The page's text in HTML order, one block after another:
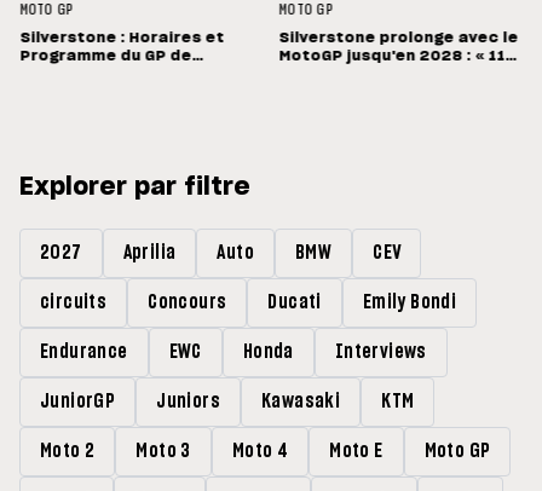
MOTO GP
Silverstone : Horaires et
Programme du GP de
MOTO GP
Silverstone prolonge avec le
MotoGP jusqu'en 2028 : « 11
Explorer par filtre
2027 Aprilia Auto BMW CEV
circuits Concours Ducati Emily Bondi
Endurance EWC Honda Interviews
JuniorGP Juniors Kawasaki KTM
Moto 2 Moto 3 Moto 4 Moto E Moto GP